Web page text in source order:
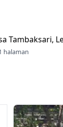
Tambaksari,
halaman